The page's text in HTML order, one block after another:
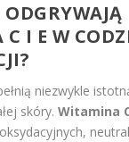
ODGRYWAJĄ
I E W
niezwykle
skóry.Witamina